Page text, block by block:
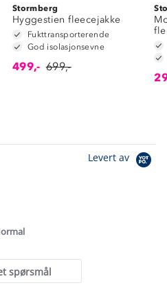
Stormberg
Hyggestien fleecejakke
Fukttransporterende
God isolasjonsevne
499,- 699,-
Levert av
spørsmål